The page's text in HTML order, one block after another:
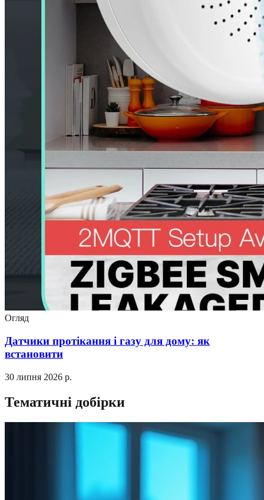
Огляд
Датчики протікання і газу для дому: як
встановити
30 липня 2026 р.
Тематичні добірки